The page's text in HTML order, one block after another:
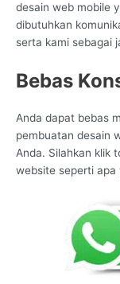
desain web mobile
dibutuhkan
serta kami sebagai
Bebas
Anda dapat bebas
pembuatan desain
Anda. Silahkan klik
website seperti apa